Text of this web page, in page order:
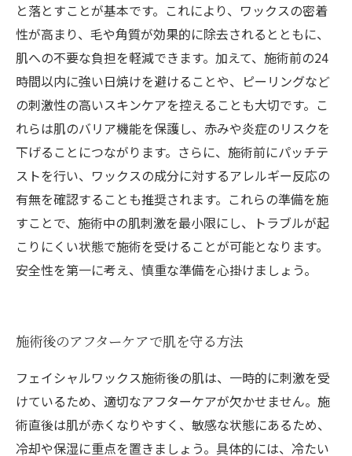
と落とすことが基本です。これにより、ワックスの密着
性が高まり、毛や角質が効果的に除去されるとともに、
肌への不要な負担を軽減できます。加えて、施術前の24
時間以内に強い日焼けを避けることや、ピーリングなど
の刺激性の高いスキンケアを控えることも大切です。こ
れらは肌のバリア機能を保護し、赤みや炎症のリスクを
下げることにつながります。さらに、施術前にパッチテ
ストを行い、ワックスの成分に対するアレルギー反応の
有無を確認することも推奨されます。これらの準備を施
すことで、施術中の肌刺激を最小限にし、トラブルが起
こりにくい状態で施術を受けることが可能となります。
安全性を第一に考え、慎重な準備を心掛けましょう。
施術後のアフターケアで肌を守る方法
フェイシャルワックス施術後の肌は、一時的に刺激を受
けているため、適切なアフターケアが欠かせません。施
術直後は肌が赤くなりやすく、敏感な状態にあるため、
冷却や保湿に重点を置きましょう。具体的には、冷たい